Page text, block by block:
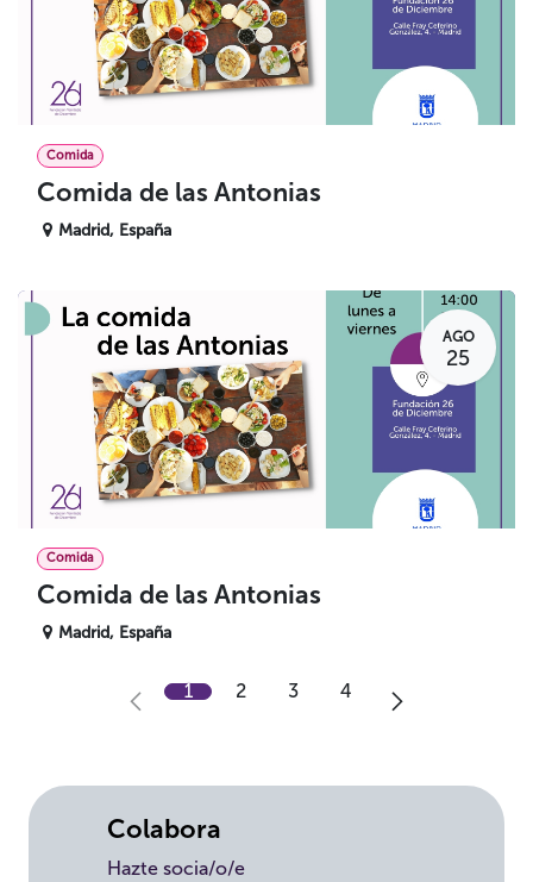
Comida
Comida de las Antonias
Madrid, España
AGO
25
Comida
Comida de las Antonias
Madrid, España
1 2 3 4
Colabora
Hazte socia/o/e